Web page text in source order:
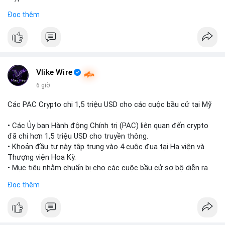
#binancesquare
$btc $eth
📰 Nguồn: CoinDesk
Đọc thêm
Vlike Wire
6 giờ
Các PAC Crypto chi 1,5 triệu USD cho các cuộc bầu cử tại Mỹ
• Các Ủy ban Hành động Chính trị (PAC) liên quan đến crypto
đã chi hơn 1,5 triệu USD cho truyền thông.
• Khoản đầu tư này tập trung vào 4 cuộc đua tại Hạ viện và
Thượng viện Hoa Kỳ.
• Mục tiêu nhằm chuẩn bị cho các cuộc bầu cử sơ bộ diễn ra
Đọc thêm